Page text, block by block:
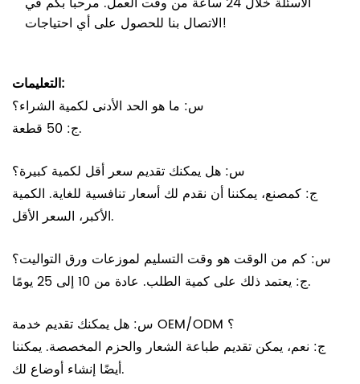
الاتصال بنا للحصول على أي احتياجات!
التعليمات:
س: ما هو الحد الأدنى لكمية الشراء؟
ج: 50 قطعة.
س: هل يمكنك تقديم سعر أقل لكمية كبيرة؟
ج: كمصنع، يمكننا أن نقدم لك أسعار تنافسية للغاية. الكمية
الأكبر، السعر الأقل.
س: كم من الوقت هو وقت التسليم لموزعات ورق التواليت؟
ج: يعتمد ذلك على كمية الطلب. عادة من 10 إلى 25 يومًا.
س: هل يمكنك تقديم خدمة OEM/ODM ؟
ج: نعم، يمكن تقديم طباعة الشعار والحزم المخصصة. يمكننا
أيضًا إنشاء أوضاع لك.